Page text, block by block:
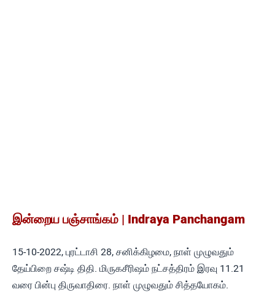
இன்றைய பஞ்சாங்கம் | Indraya Panchangam
15-10-2022, புரட்டாசி 28, சனிக்கிழமை, நாள் முழுவதும்
தேய்பிறை சஷ்டி திதி. மிருகசீரிஷம் நட்சத்திரம் இரவு 11.21
வரை பின்பு திருவாதிரை. நாள் முழுவதும் சித்தயோகம்.